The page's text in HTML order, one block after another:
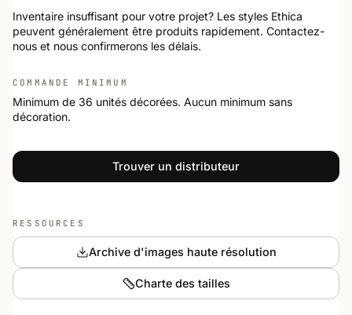
RESSOURCES
Archive d'images haute résolution
Charte des tailles
Inventaire insuffisant pour votre projet? Les styles Ethica
peuvent généralement être produits rapidement. Contactez-
nous et nous confirmerons les délais.
COMMANDE MINIMUM
Minimum de 36 unités décorées. Aucun minimum sans
décoration.
Trouver un distributeur